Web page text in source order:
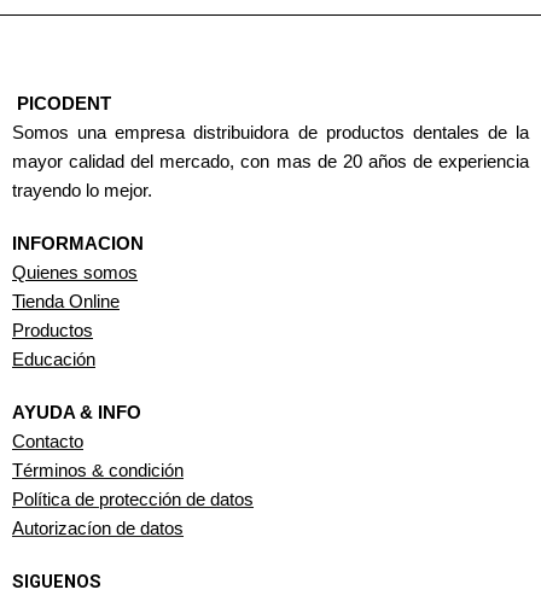
PICODENT
Somos una empresa distribuidora de productos dentales de la
mayor calidad del mercado, con mas de 20 años de experiencia
trayendo lo mejor.
INFORMACION
Quienes somos
Tienda Online
Productos
Educación
AYUDA & INFO
Contacto
Términos & condición
Política de protección de datos
Autorizacíon de datos
SIGUENOS